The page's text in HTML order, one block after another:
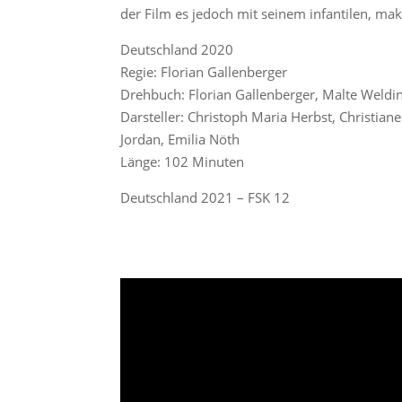
der Film es jedoch mit seinem infantilen,
Deutschland 2020
Regie: Florian Gallenberger
Drehbuch: Florian Gallenberger, Malte
Darsteller: Christoph Maria Herbst,
Jordan, Emilia Nöth
Länge: 102 Minuten
Deutschland 2021 – FSK 12